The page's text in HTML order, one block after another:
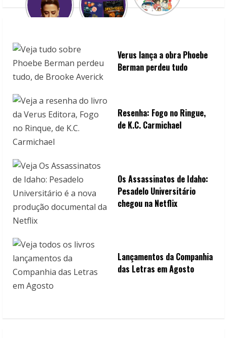
Verus lança a obra Phoebe
Berman perdeu tudo
Resenha: Fogo no Ringue,
de K.C. Carmichael
Os Assassinatos de Idaho:
Pesadelo Universitário
chegou na Netflix
Lançamentos da Companhia
das Letras em Agosto